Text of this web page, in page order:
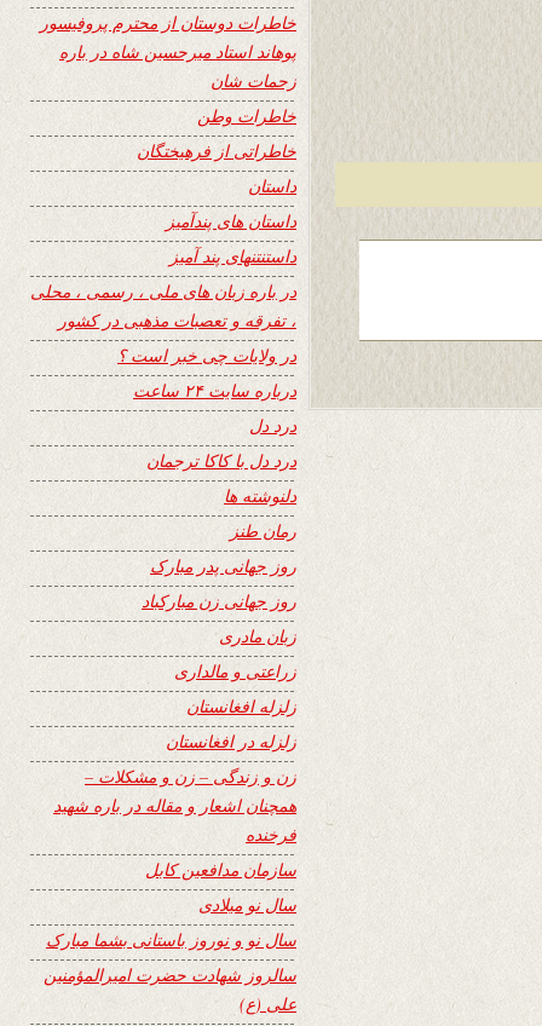
خاطرات دوستان از محترم پروفیسور
پوهاند استاد میرحسین شاه در باره
زحمات شان
خاطرات وطن
خاطراتی از فرهیختگان
داستان
داستان های پندآمیز
داستنتنهای پند آمیز
در باره زبان های ملی ، رسمی ، محلی
، تفرقه و تعصبات مذهبی در کشور
در ولایات چی خبر است ؟
درباره سایت ۲۴ ساعت
درد دل
درد دل با کاکا ترجمان
دلنوشته ها
رمان طنز
روز جهانی پدر مبارک
روز جهانی زن مبارکباد
زبان مادری
زراعتی و مالداری
زلزله افغانستان
زلزله در افغانستان
زن و زندگی – زن و مشکلات –
همچنان اشعار و مقاله در باره شهید
فرخنده
سازمان مدافعین کابل
سال نو میلادی
سال نو و نوروز باستانی بشما مبارک
سالروز شهادت حضرت امیرالمؤمنین
علی (ع)